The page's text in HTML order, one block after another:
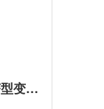
XLP510-G三相高性能经济型变频器(老款)